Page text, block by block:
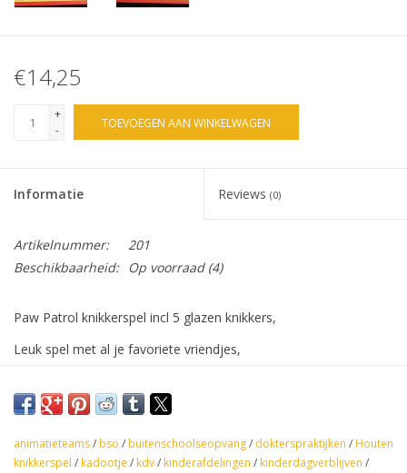
€14,25
+
-
TOEVOEGEN AAN WINKELWAGEN
Informatie Reviews (0)
Artikelnummer:
201
Beschikbaarheid:
Op voorraad(4)
Paw Patrol knikkerspel incl 5 glazen knikkers,
Leuk spel met al je favoriete vriendjes,
Niet geschikt voor kinderen jonger dan 3 jr,
animatieteams/ bso / buitenschoolseopvang/ dokterspraktijken / Houten
knikkerspel / kadootje / kdv/ kinderafdelingen / kinderdagverblijven /